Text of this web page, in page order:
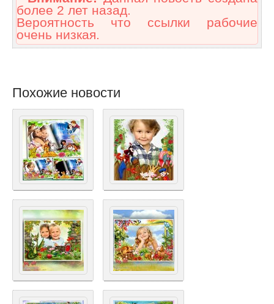
более 2 лет назад.
Вероятность что ссылки рабочие
очень низкая.
Похожие новости